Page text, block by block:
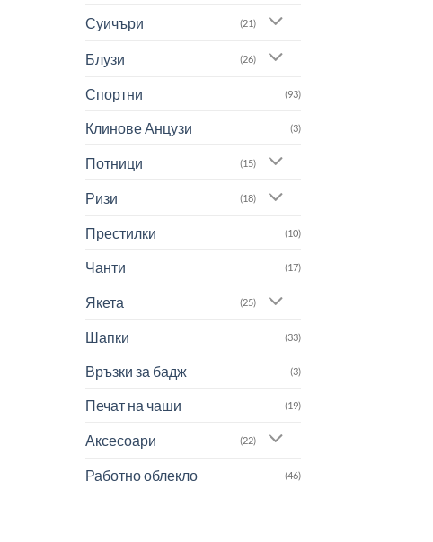
Суичъри (21)
Блузи (26)
Спортни (93)
Клинове Анцузи (3)
Потници (15)
Ризи (18)
Престилки (10)
Чанти (17)
Якета (25)
Шапки (33)
Връзки за бадж (3)
Печат на чаши (19)
Аксесоари (22)
Работно облекло (46)